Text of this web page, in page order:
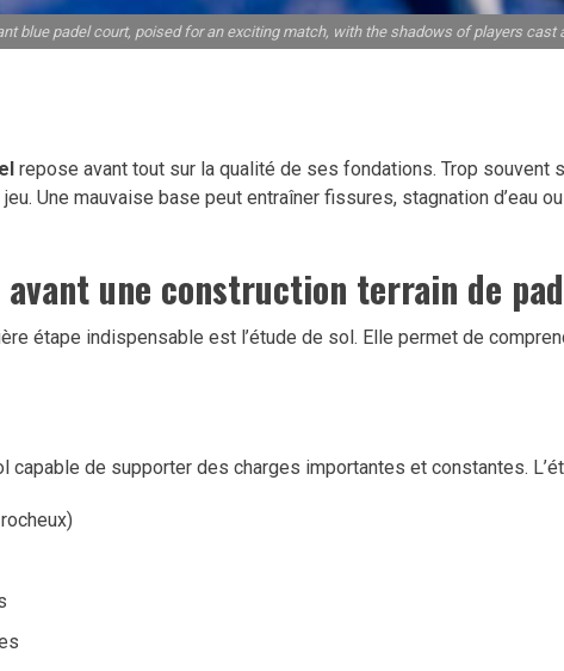
blue padel court, poised for an exciting match, with the shadows of players
repose avant tout sur la qualité de ses fondations. Trop souvent
Une mauvaise base peut entraîner fissures, stagnation d’eau
une construction terrain de
étape indispensable est l’étude de sol. Elle permet de
capable de supporter des charges importantes et constantes.